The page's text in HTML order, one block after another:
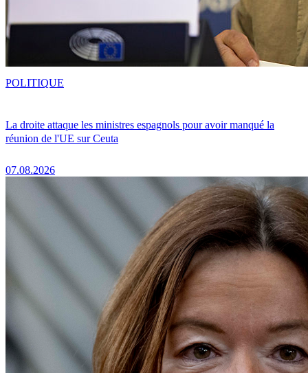
La droite attaque les ministres espagnols pour avoir manqué la
réunion de l'UE sur Ceuta
07.08.2026
POLITIQUE